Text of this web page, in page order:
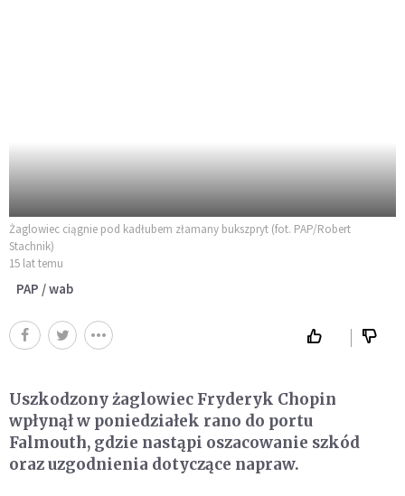
Żaglowiec ciągnie pod kadłubem złamany bukszpryt (fot. PAP/Robert
Stachnik)
15 lat temu
PAP / wab
Uszkodzony żaglowiec Fryderyk Chopin
wpłynął w poniedziałek rano do portu
Falmouth, gdzie nastąpi oszacowanie szkód
oraz uzgodnienia dotyczące napraw.